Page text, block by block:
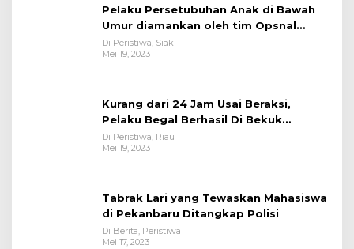
Pelaku Persetubuhan Anak di Bawah
Umur diamankan oleh tim Opsnal
Polsek Tualang-Polres Siak-Polda Riau
Di Peristiwa, Siak
Mei 19, 2023
Kurang dari 24 Jam Usai Beraksi,
Pelaku Begal Berhasil Di Bekuk
Satreskrim Polres Kuansing
Di Peristiwa, Riau
Mei 19, 2023
Tabrak Lari yang Tewaskan Mahasiswa
di Pekanbaru Ditangkap Polisi
Di Berita, Peristiwa
Mei 17, 2023